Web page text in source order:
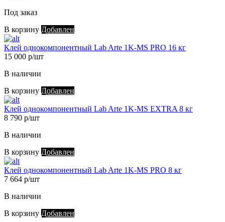
Под заказ
В корзину Добавлен
Клей однокомпонентный Lab Arte 1K-MS PRO 16 кг
15 000 р/шт
В наличии
В корзину Добавлен
Клей однокомпонентный Lab Arte 1K-MS EXTRA 8 кг
8 790 р/шт
В наличии
В корзину Добавлен
Клей однокомпонентный Lab Arte 1K-MS PRO 8 кг
7 664 р/шт
В наличии
В корзину Добавлен